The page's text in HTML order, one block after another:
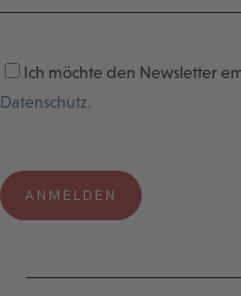
Ich möchte den Newsletter
Datenschutz.